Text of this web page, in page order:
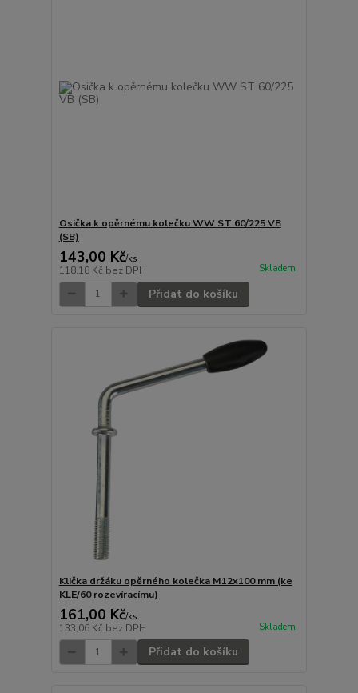
Osička k opěrnému kolečku WW ST 60/225 VB
(SB)
143,00 Kč/ks
118,18 Kč bez DPH Skladem
Přidat do košíku
Klička držáku opěrného kolečka M12x100 mm (ke
KLE/60 rozevíracímu)
161,00 Kč/ks
133,06 Kč bez DPH Skladem
Přidat do košíku